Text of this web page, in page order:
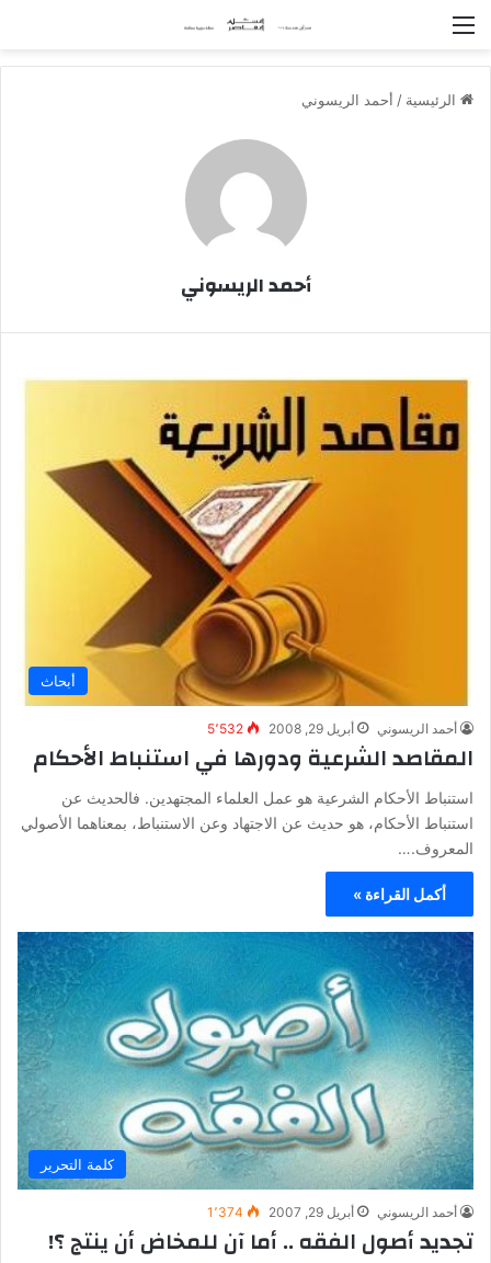
الرئيسية / أحمد الريسوني
أحمد الريسوني
أبحاث
أحمد الريسوني أبريل 29, 2008 5٬532
المقاصد الشرعية ودورها في استنباط الأحكام
استنباط الأحكام الشرعية هو عمل العلماء المجتهدين. فالحديث عن
استنباط الأحكام، هو حديث عن الاجتهاد وعن الاستنباط، بمعناهما الأصولي
المعروف.…
أكمل القراءة »
كلمة التحرير
أحمد الريسوني أبريل 29, 2007 1٬374
تجديد أصول الفقه .. أما آن للمخاض أن ينتج ؟!